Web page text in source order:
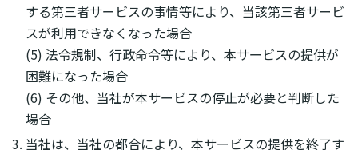
する第三者サービスの事情等により、当該第三者サービ
スが利用できなくなった場合
(5) 法令規制、行政命令等により、本サービスの提供が
困難になった場合
(6) その他、当社が本サービスの停止が必要と判断した
場合
当社は、当社の都合により、本サービスの提供を終了す